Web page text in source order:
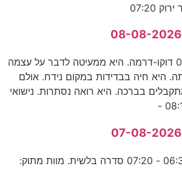
07:20
העיוורת 06:30 - 08:10 דוקו-דרמה. היא ממעיטה לדבר על עצמה
היא חיה בבדידות במקום נידח. אולם
בברכה. היא רואה נסתרות. נישואי
העדים - מוות מתוק 06:30 - 07:20 סדרה בלשית. מוות מתוק: